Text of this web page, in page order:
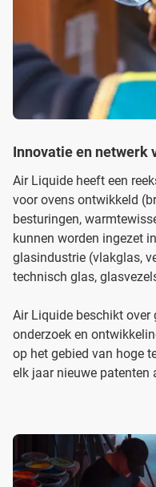
Innovatie en netwerk
Air Liquide heeft een
voor ovens ontwikkeld
besturingen,
kunnen worden ingezet
glasindustrie (vlakglas,
technisch glas,
Air Liquide beschikt over
onderzoek en
op het gebied van hoge
elk jaar nieuwe patenten